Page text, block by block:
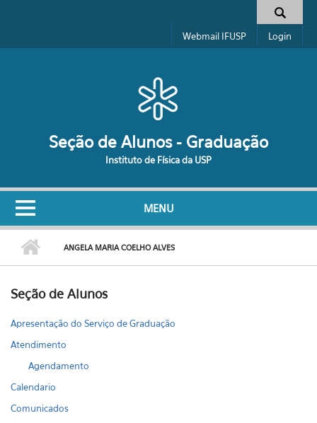
Formulário de busca
Webmail IFUSP Login
Seção de Alunos - Graduação
Instituto de Física da USP
MENU
ANGELA MARIA COELHO ALVES
Seção de Alunos
Apresentação do Serviço de Graduação
Atendimento
Agendamento
Calendario
Comunicados